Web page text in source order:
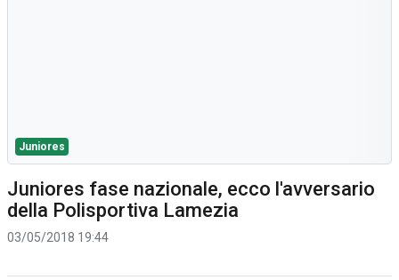
Juniores
Juniores fase nazionale, ecco l'avversario
della Polisportiva Lamezia
03/05/2018 19:44